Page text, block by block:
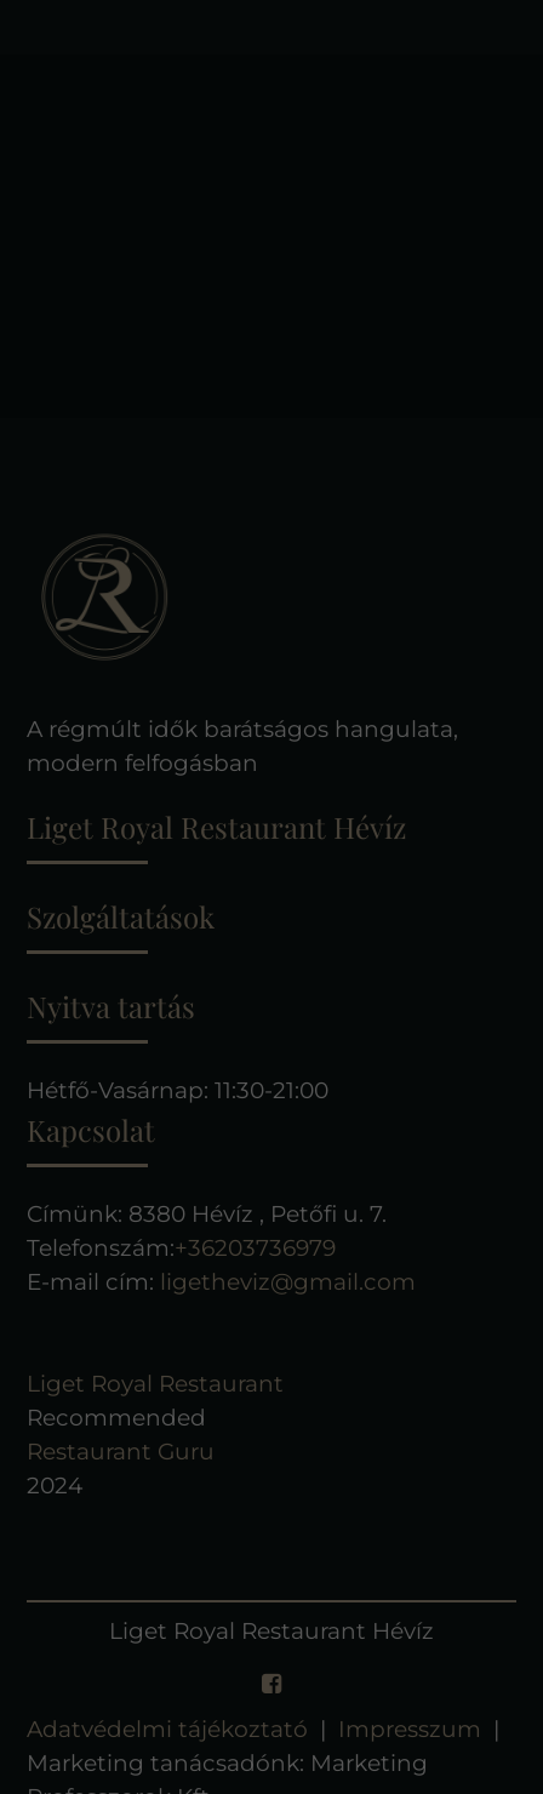
A régmúlt idők barátságos hangulata,
modern felfogásban
Liget Royal Restaurant Hévíz
Szolgáltatások
Nyitva tartás
Hétfő-Vasárnap: 11:30-21:00
Kapcsolat
Címünk: 8380 Hévíz , Petőfi u. 7.
Telefonszám:+36203736979
E-mail cím: ligetheviz@gmail.com
Liget Royal Restaurant
Recommended
Restaurant Guru
2024
Liget Royal Restaurant Hévíz
Adatvédelmi tájékoztató | Impresszum
|
Marketing tanácsadónk: Marketing